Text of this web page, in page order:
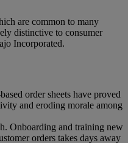
are common to many
distinctive to consumer
Incorporated.
order sheets have proved
and eroding morale among
Onboarding and training new
orders takes days away